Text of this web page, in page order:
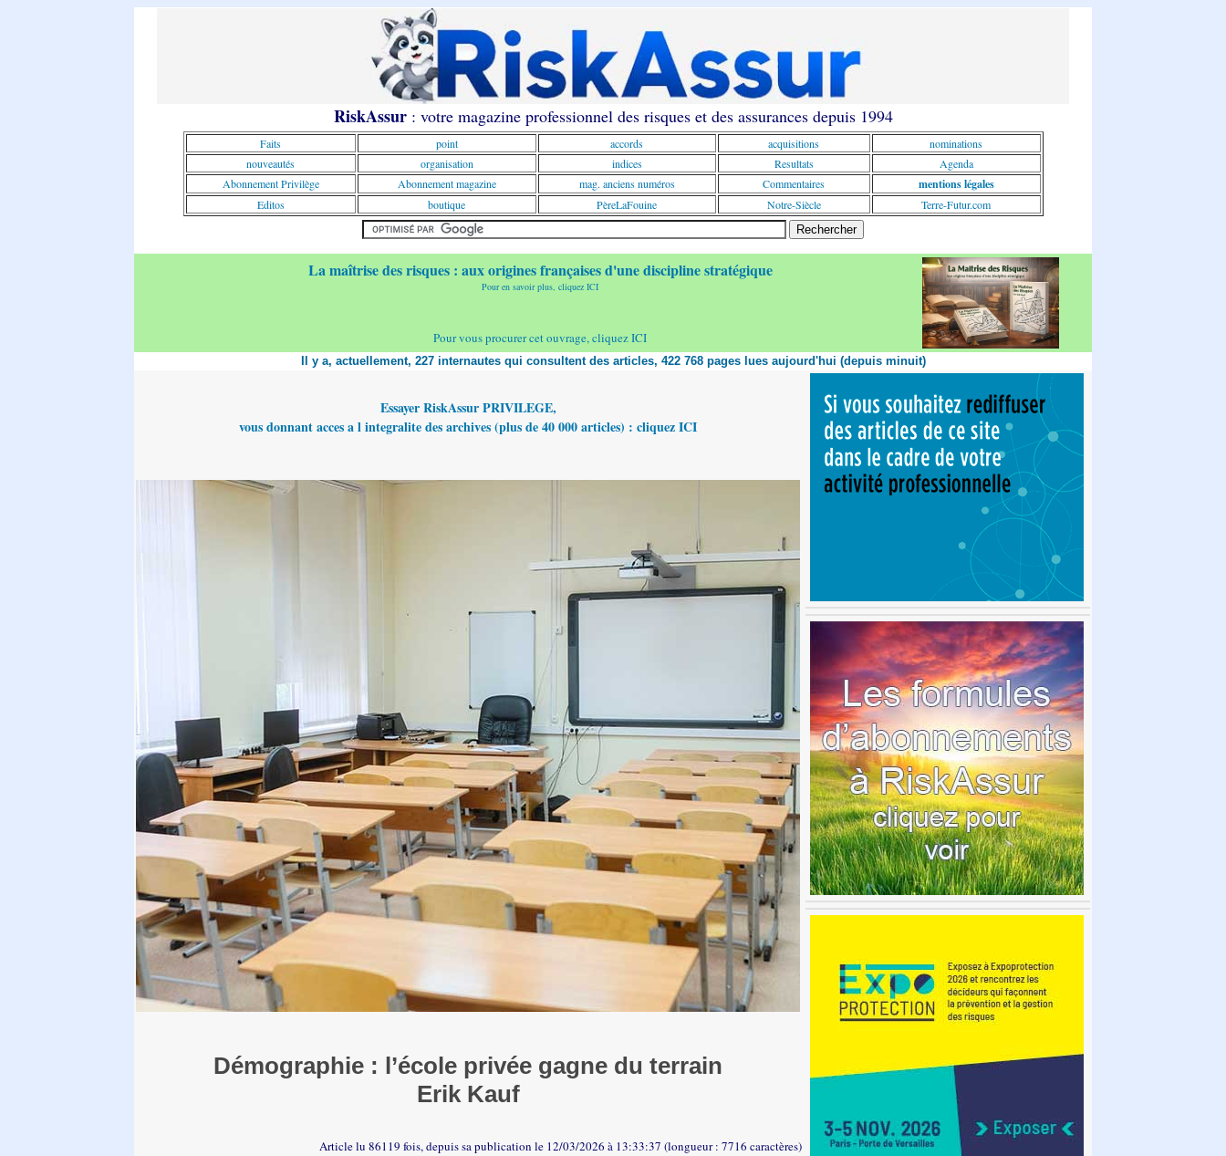
RiskAssur: votre magazine professionnel des risques et des assurances depuis 1994
Faits point accords acquisitions
nominations
nouveautés
organisation indices Resultats
Agenda
Abonnement Privilège
Abonnement magazine mag. anciens numéros Commentaires mentions légales
Editos boutique PèreLaFouine Notre-Siècle Terre-Futur.com
La maîtrise des risques : aux origines françaises d'une discipline stratégique
Pour en savoir plus, cliquez ICI
Pour vous procurer cet ouvrage, cliquez ICI
Il y a, actuellement, 227 internautes qui consultent des articles, 422 768 pages lues aujourd'hui (depuis minuit)
Essayer RiskAssur PRIVILEGE,
vous donnant acces a l integralite des archives (plus de 40 000 articles) : cliquez ICI
Démographie : l’école privée gagne du terrain
Erik Kauf
Article lu 86119 fois, depuis sa publication le 12/03/2026 à 13:33:37 (longueur : 7716 caractères)